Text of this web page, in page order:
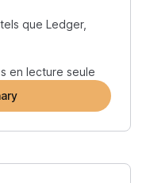
que Ledger,
en lecture seule